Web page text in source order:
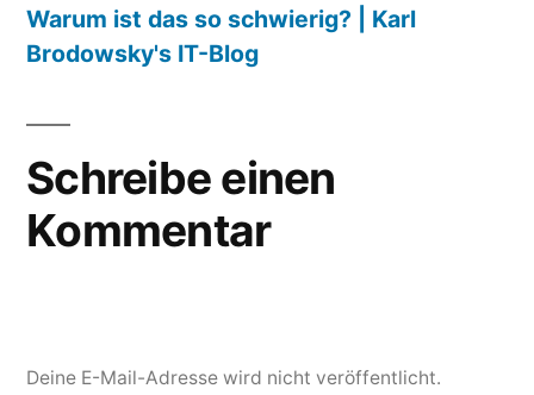
Warum ist das so schwierig? | Karl
Brodowsky's IT-Blog
Schreibe einen
Kommentar
Deine E-Mail-Adresse wird nicht veröffentlicht.